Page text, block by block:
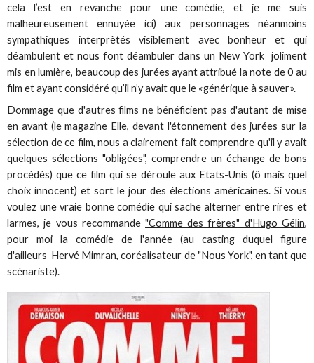
cela l’est en revanche pour une comédie, et je me suis
malheureusement ennuyée ici) aux personnages néanmoins
sympathiques interprètés visiblement avec bonheur et qui
déambulent et nous font déambuler dans un New York joliment
mis en lumière, beaucoup des jurées ayant attribué la note de 0 au
film et ayant considéré qu’il n’y avait que le «générique à sauver».
Dommage que d'autres films ne bénéficient pas d'autant de mise
en avant (le magazine Elle, devant l'étonnement des jurées sur la
sélection de ce film, nous a clairement fait comprendre qu'il y avait
quelques sélections "obligées", comprendre un échange de bons
procédés) que ce film qui se déroule aux Etats-Unis (ô mais quel
choix innocent) et sort le jour des élections américaines. Si vous
voulez une vraie bonne comédie qui sache alterner entre rires et
larmes, je vous recommande "Comme des frères" d'Hugo Gélin,
pour moi la comédie de l'année (au casting duquel figure
d'ailleurs Hervé Mimran, coréalisateur de "Nous York", en tant que
scénariste).